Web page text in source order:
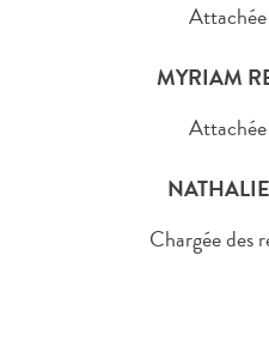
Attachée
MYRIAM
Attachée
Chargée des